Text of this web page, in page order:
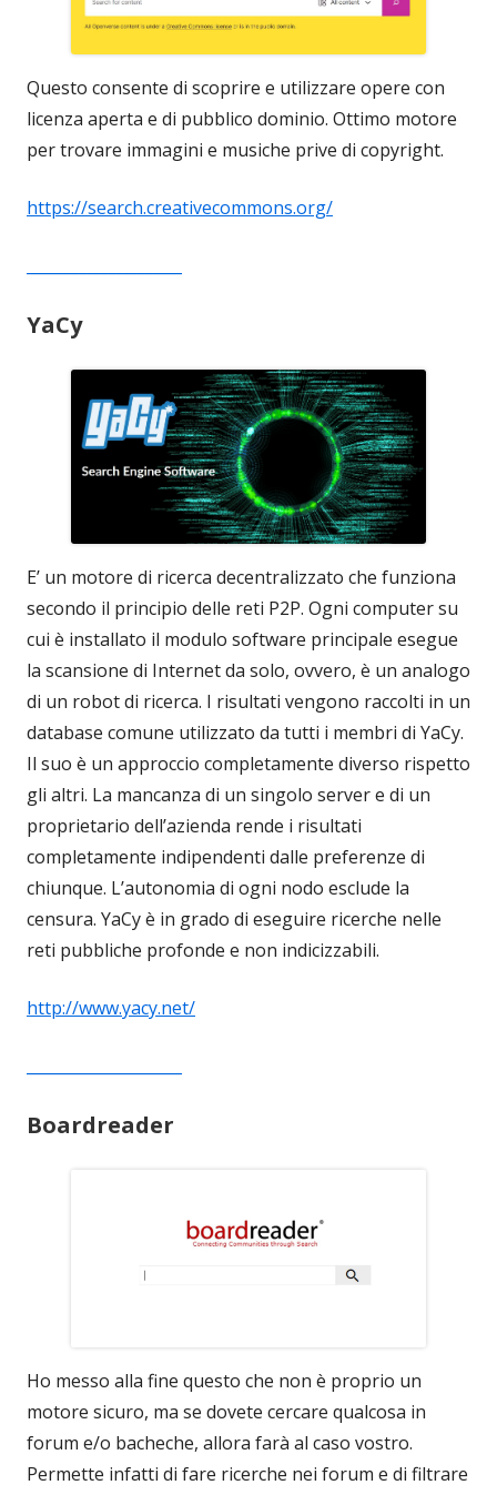
Questo consente di scoprire e utilizzare opere con
licenza aperta e di pubblico dominio. Ottimo motore
per trovare immagini e musiche prive di copyright.
https://search.creativecommons.org/
YaCy
E’ un motore di ricerca decentralizzato che funziona
secondo il principio delle reti P2P. Ogni computer su
cui è installato il modulo software principale esegue
la scansione di Internet da solo, ovvero, è un analogo
di un robot di ricerca. I risultati vengono raccolti in un
database comune utilizzato da tutti i membri di YaCy.
Il suo è un approccio completamente diverso rispetto
gli altri. La mancanza di un singolo server e di un
proprietario dell’azienda rende i risultati
completamente indipendenti dalle preferenze di
chiunque. L’autonomia di ogni nodo esclude la
censura. YaCy è in grado di eseguire ricerche nelle
reti pubbliche profonde e non indicizzabili.
http://www.yacy.net/
Boardreader
Ho messo alla fine questo che non è proprio un
motore sicuro, ma se dovete cercare qualcosa in
forum e/o bacheche, allora farà al caso vostro.
Permette infatti di fare ricerche nei forum e di filtrare